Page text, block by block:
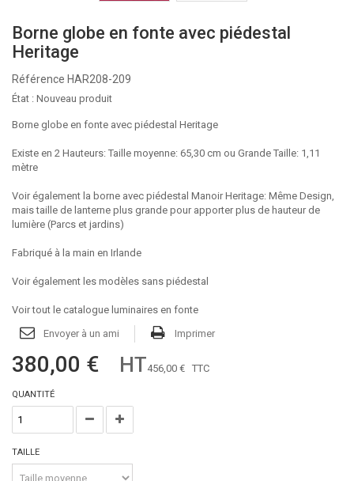
Borne globe en fonte avec piédestal
Heritage
Référence HAR208-209
État : Nouveau produit
Borne globe en fonte avec piédestal Heritage
Existe en 2 Hauteurs: Taille moyenne: 65,30 cm ou Grande Taille: 1,11
mètre
Voir également la borne avec piédestal Manoir Heritage: Même Design,
mais taille de lanterne plus grande pour apporter plus de hauteur de
lumière (Parcs et jardins)
Fabriqué à la main en Irlande
Voir également les modèles sans piédestal
Voir tout le catalogue luminaires en fonte
Envoyer à un ami
Imprimer
380,00 € HT456,00 € TTC
QUANTITÉ
TAILLE